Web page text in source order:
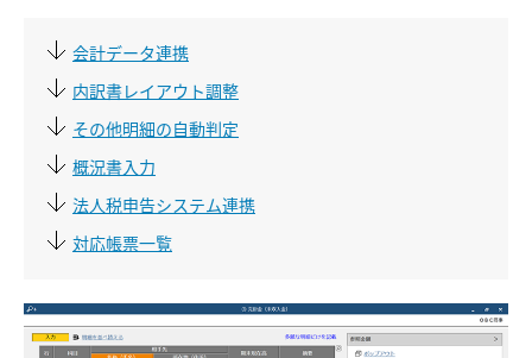
会計データ連携
内訳書レイアウト調整
その他明細の自動判定
概況書入力
法人税申告システム連携
対応帳票一覧